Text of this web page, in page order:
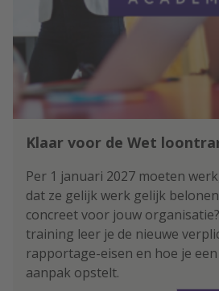
Klaar voor de Wet
Per 1 januari 2027 moeten
dat ze gelijk werk gelijk
concreet voor jouw
training leer je de nieuwe
rapportage-eisen en hoe je
aanpak opstelt.